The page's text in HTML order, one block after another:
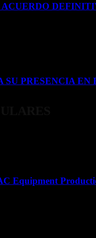
ACUERDO
SU PRESENCIA
Equipment